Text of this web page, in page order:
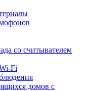
со считывателем
Fi
домов с